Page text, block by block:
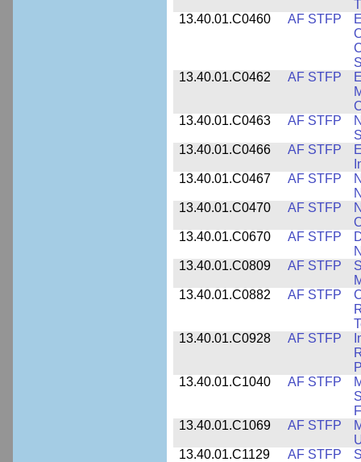
13.40.01.C0460
AF STFP
13.40.01.C0462
AF STFP
13.40.01.C0463
AF STFP
13.40.01.C0466
AF STFP
13.40.01.C0467
AF STFP
13.40.01.C0470
AF STFP
13.40.01.C0670
AF STFP
13.40.01.C0809
AF STFP
13.40.01.C0882
AF STFP
13.40.01.C0928
AF STFP
13.40.01.C1040
AF STFP
13.40.01.C1069
AF STFP
13.40.01.C1129
AF STFP